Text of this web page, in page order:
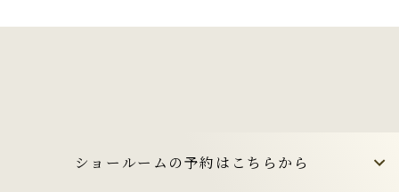
ショールームの予約はこちらから
INFORMATION